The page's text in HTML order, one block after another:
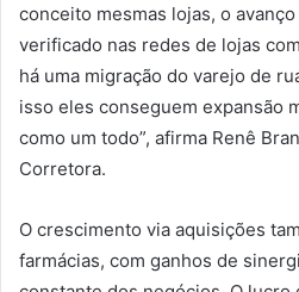
conceito mesmas lojas, o
verificado nas redes de lojas
há uma migração do varejo de
isso eles conseguem expansão
como um todo”, afirma Renê
Corretora.
O crescimento via aquisições
farmácias, com ganhos de